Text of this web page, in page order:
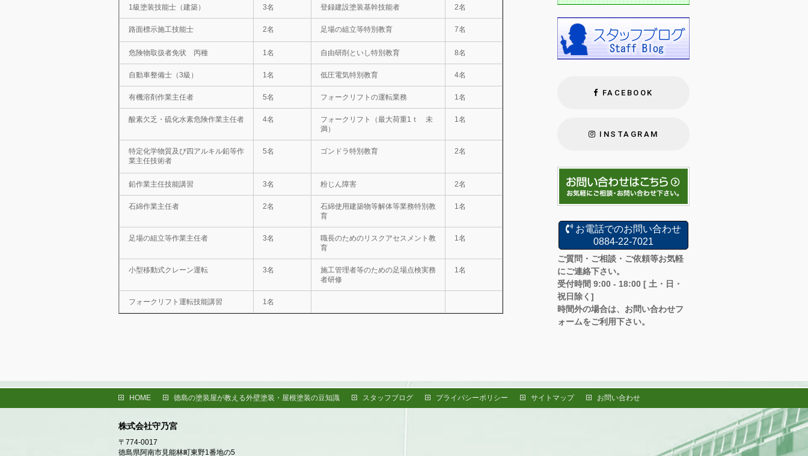
1級塗装技能士（建築） 3名 登録建設塗装基幹技能者 2名
路面標示施工技能士 2名 足場の組立等特別教育 7名
危険物取扱者免状 丙種 1名 自由研削といし特別教育 8名
自動車整備士（3級） 1名 低圧電気特別教育 4名
有機溶剤作業主任者 5名 フォークリフトの運転業務 1名
酸素欠乏・硫化水素危険作業主任者 4名
フォークリフト（最大荷重1ｔ 未
満）
1名
特定化学物質及び四アルキル鉛等作
業主任技術者
5名 ゴンドラ特別教育 2名
鉛作業主任技能講習 3名 粉じん障害 2名
石綿作業主任者 2名
石綿使用建築物等解体等業務特別教
育
1名
足場の組立等作業主任者 3名
職長のためのリスクアセスメント教
育
1名
小型移動式クレーン運転 3名
施工管理者等のための足場点検実務
者研修
1名
フォークリフト運転技能講習 1名
FACEBOOK
INSTAGRAM
お電話でのお問い合わせ
0884-22-7021
ご質問・ご相談・ご依頼等お気軽
にご連絡下さい。
受付時間 9:00 - 18:00 [ 土・日・
祝日除く]
時間外の場合は、お問い合わせフ
ォームをご利用下さい。
HOME 徳島の塗装屋が教える外壁塗装・屋根塗装の豆知識 スタッフブログ プライバシーポリシー サイトマップ お問い合わせ
株式会社守乃宮
〒774-0017
徳島県阿南市見能林町東野1番地の5